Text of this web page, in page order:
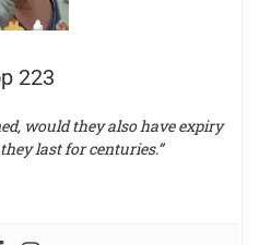
223
would they also have expiry
last for centuries.”